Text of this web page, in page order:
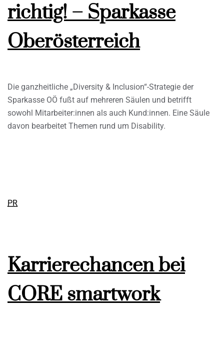
richtig! – Sparkasse
Oberösterreich
Die ganzheitliche „Diversity & Inclusion“-Strategie der
Sparkasse OÖ fußt auf mehreren Säulen und betrifft
sowohl Mitarbeiter:innen als auch Kund:innen. Eine Säule
davon bearbeitet Themen rund um Disability.
PR
Karrierechancen bei
CORE smartwork